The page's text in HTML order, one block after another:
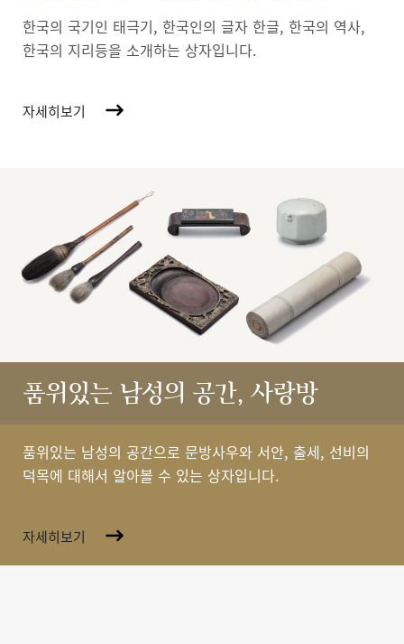
한국의 국기인 태극기, 한국인의 글자 한글, 한국의 역사,
한국의 지리등을 소개하는 상자입니다.
자세히보기
품위있는 남성의 공간, 사랑방
품위있는 남성의 공간으로 문방사우와 서안, 출세, 선비의
덕목에 대해서 알아볼 수 있는 상자입니다.
자세히보기